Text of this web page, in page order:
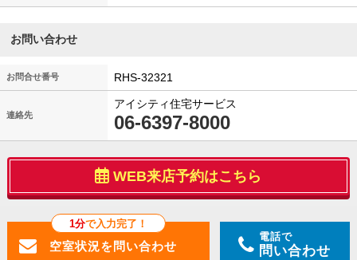
お問い合わせ
お問合せ番号 RHS-32321
連絡先
アイシティ住宅サービス
06-6397-8000
WEB来店予約はこちら
1分で入力完了！
電話で
問い合わせ